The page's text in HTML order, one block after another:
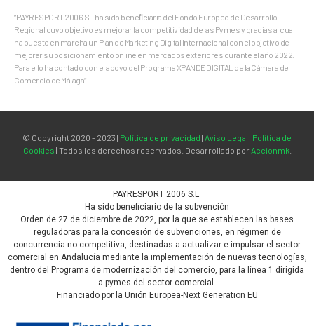
“PAYRESPORT 2006 SL ha sido beneﬁciaria del Fondo Europeo de Desarrollo
Regional cuyo objetivo es mejorar la competitividad de las Pymes y gracias al cual
ha puesto en marcha un Plan de Marketing Digital Internacional con el objetivo de
mejorar su posicionamiento online en mercados exteriores durante el año 2022.
Para ello ha contado con el apoyo del Programa XPANDE DIGITAL de la Cámara de
Comercio de Málaga”.
© Copyright 2020 – 2023 | Política de privacidad | Aviso Legal | Política de
Cookies | Todos los derechos reservados. Desarrollado por Accionmk.
PAYRESPORT 2006 S.L.
Ha sido beneficiario de la subvención
Orden de 27 de diciembre de 2022, por la que se establecen las bases
reguladoras para la concesión de subvenciones, en régimen de
concurrencia no competitiva, destinadas a actualizar e impulsar el sector
comercial en Andalucía mediante la implementación de nuevas tecnologías,
dentro del Programa de modernización del comercio, para la línea 1 dirigida
a pymes del sector comercial.
Financiado por la Unión Europea-Next Generation EU